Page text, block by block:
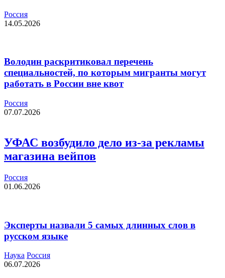
Россия
14.05.2026
Володин раскритиковал перечень
специальностей, по которым мигранты могут
работать в России вне квот
Россия
07.07.2026
УФАС возбудило дело из-за рекламы
магазина вейпов
Россия
01.06.2026
Эксперты назвали 5 самых длинных слов в
русском языке
Наука Россия
06.07.2026